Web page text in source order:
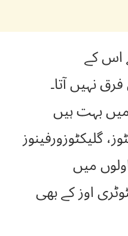
اس کے
نہیں آتا۔
بہت ہیں
گلیکٹوزورفینوز
میں
اوز کے بھی